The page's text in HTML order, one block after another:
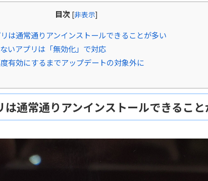
目次 [非表示]
は通常通りアンインストールできることが多い
いアプリは「無効化」で対応
有効にするまでアップデートの対象外に
通常通りアンインストールできるこ